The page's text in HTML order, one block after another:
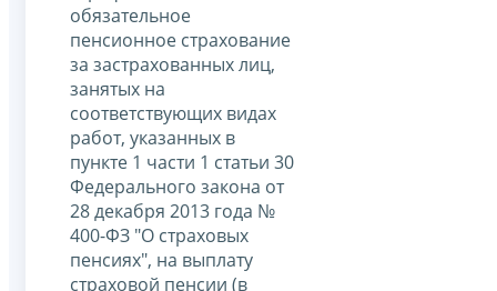
обязательное
пенсионное страхование
за застрахованных лиц,
занятых на
соответствующих видах
работ, указанных в
пункте 1 части 1 статьи 30
Федерального закона от
28 декабря 2013 года №
400-ФЗ "О страховых
пенсиях", на выплату
страховой пенсии (в